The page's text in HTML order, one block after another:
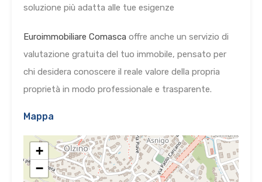
soluzione più adatta alle tue esigenze
Euroimmobiliare Comasca offre anche un servizio di
valutazione gratuita del tuo immobile, pensato per
chi desidera conoscere il reale valore della propria
proprietà in modo professionale e trasparente.
Mappa
+
−